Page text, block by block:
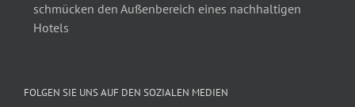
schmücken den Außenbereich eines nachhaltigen
Hotels
FOLGEN SIE UNS AUF DEN SOZIALEN MEDIEN